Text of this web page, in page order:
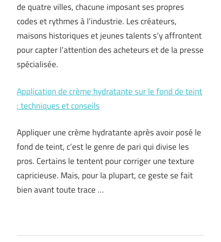
de quatre villes, chacune imposant ses propres
codes et rythmes à l’industrie. Les créateurs,
maisons historiques et jeunes talents s’y affrontent
pour capter l’attention des acheteurs et de la presse
spécialisée.
Application de crème hydratante sur le fond de teint
: techniques et conseils
Appliquer une crème hydratante après avoir posé le
fond de teint, c’est le genre de pari qui divise les
pros. Certains le tentent pour corriger une texture
capricieuse. Mais, pour la plupart, ce geste se fait
bien avant toute trace …